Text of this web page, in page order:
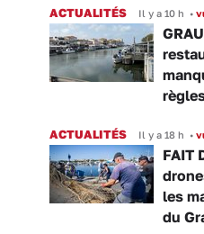
ACTUALITÉS Il y a 10 h •
ACTUALITÉS Il y a 18 h •
FAIT
les
du